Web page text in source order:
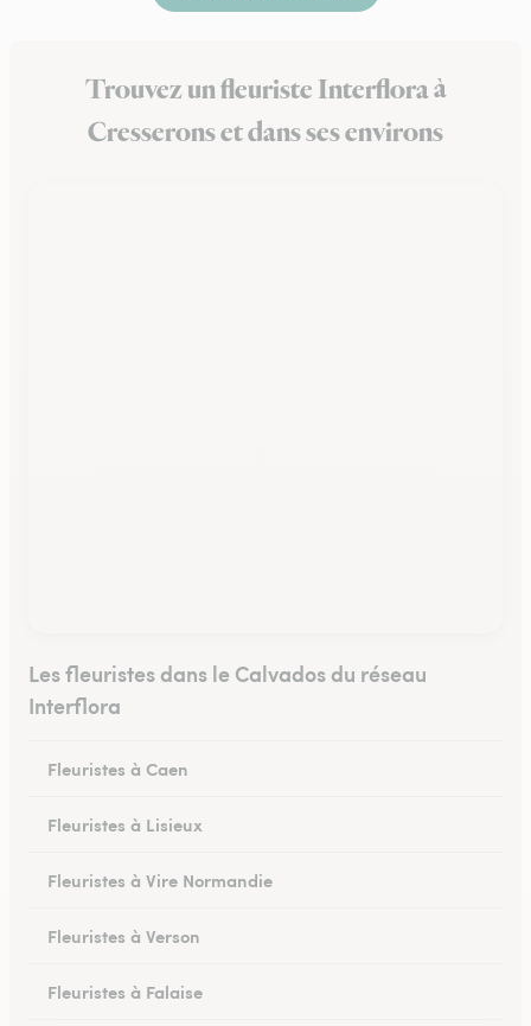
Trouvez un fleuriste Interflora à
Cresserons et dans ses environs
Les fleuristes dans le Calvados du réseau
Interflora
Fleuristes à Caen
Fleuristes à Lisieux
Fleuristes à Vire Normandie
Fleuristes à Verson
Fleuristes à Falaise